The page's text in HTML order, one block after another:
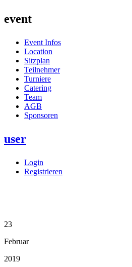
event
Event Infos
Location
Sitzplan
Teilnehmer
Turniere
Catering
Team
AGB
Sponsoren
user
Login
Registrieren
23
Februar
2019